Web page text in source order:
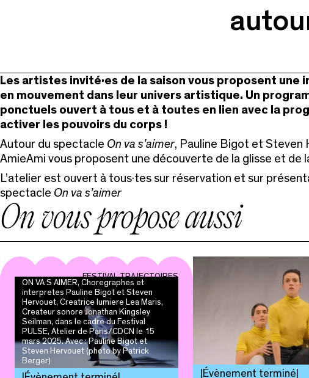
Les artistes invité·es de la saison vous proposent une
en mouvement dans leur univers artistique. Un
ponctuels ouvert à tous et à toutes en lien avec la
activer les pouvoirs du corps !
Autour du spectacle On va s’aimer, Pauline Bigot et Steven
AmieAmi vous proposent une découverte de la glisse et de
L’atelier est ouvert à tous·tes sur réservation et sur
spectacle On va s’aimer
On vous propose aussi
FESTIVAL TRAJECTOIRES
ON VA S AIMER, Choregraphes et
interpretes Pauline Bigot et Steven
Hervouet, Creatrice lumiere Lea Maris,
Createur sonore Jonathan Kingsley
Seilman, dans le cadre du Festival
PULSE, Atelier de Paris/CDCN le 15
mars 2025. Avec : Pauline Bigot et
Steven Hervouet (photo by Patrick
Berger)
Évènement terminé